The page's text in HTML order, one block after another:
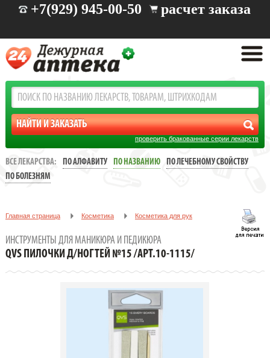
+7(929) 945-00-50 расчет заказа
проверить бракованные серии лекарств
ВСЕ ЛЕКАРСТВА: ПО АЛФАВИТУ ПО НАЗВАНИЮ
ПО ЛЕЧЕБНОМУ СВОЙСТВУ
ПО БОЛЕЗНЯМ
Главная страница Косметика Косметика для рук
QVS ПИЛОЧКИ Д/НОГТЕЙ №15 /АРТ.10-1115/
ИНСТРУМЕНТЫ ДЛЯ МАНИКЮРА И ПЕДИКЮРА
QVS ПИЛОЧКИ Д/НОГТЕЙ №15 /АРТ.10-1115/